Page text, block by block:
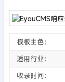
模板主色：
适用行业：
收录时间：